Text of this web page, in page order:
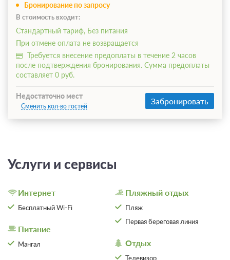
Бронирование по запросу
В стоимость входит:
Стандартный тариф, Без питания
При отмене оплата не возвращается
Требуется внесение предоплаты в течение 2 часов
после подтверждения бронирования. Сумма предоплаты
составляет 0 руб.
Недостаточно мест
Сменить кол-во гостей
Забронировать
Услуги и сервисы
Интернет
Бесплатный Wi-Fi
Питание
Мангал
Пляжный отдых
Пляж
Первая береговая линия
Отдых
Телевизор